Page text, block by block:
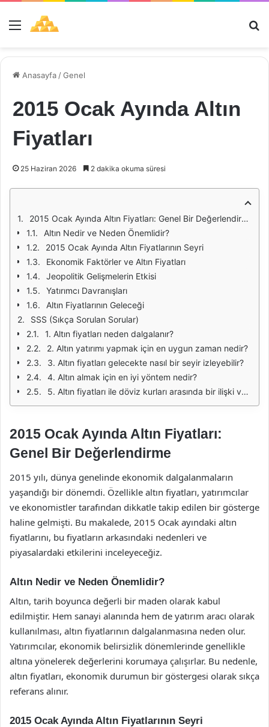
Menü
Anasayfa /Genel
2015 Ocak Ayında Altın
Fiyatları
25 Haziran 2026 2 dakika okuma süresi
2015 Ocak Ayında Altın Fiyatları: Genel Bir Değerlendirme
Altın Nedir ve Neden Önemlidir?
2015 Ocak Ayında Altın Fiyatlarının Seyri
Ekonomik Faktörler ve Altın Fiyatları
Jeopolitik Gelişmelerin Etkisi
Yatırımcı Davranışları
Altın Fiyatlarının Geleceği
SSS (Sıkça Sorulan Sorular)
1. Altın fiyatları neden dalgalanır?
2. Altın yatırımı yapmak için en uygun zaman nedir?
3. Altın fiyatları gelecekte nasıl bir seyir izleyebilir?
4. Altın almak için en iyi yöntem nedir?
5. Altın fiyatları ile döviz kurları arasında bir ilişki var mı?
2015 Ocak Ayında Altın Fiyatları:
Genel Bir Değerlendirme
2015 yılı, dünya genelinde ekonomik dalgalanmaların
yaşandığı bir dönemdi. Özellikle altın fiyatları, yatırımcılar
ve ekonomistler tarafından dikkatle takip edilen bir gösterge
haline gelmişti. Bu makalede, 2015 Ocak ayındaki altın
fiyatlarını, bu fiyatların arkasındaki nedenleri ve
piyasalardaki etkilerini inceleyeceğiz.
Altın Nedir ve Neden Önemlidir?
Altın, tarih boyunca değerli bir maden olarak kabul
edilmiştir. Hem sanayi alanında hem de yatırım aracı olarak
kullanılması, altın fiyatlarının dalgalanmasına neden olur.
Yatırımcılar, ekonomik belirsizlik dönemlerinde genellikle
altına yönelerek değerlerini korumaya çalışırlar. Bu nedenle,
altın fiyatları, ekonomik durumun bir göstergesi olarak sıkça
referans alınır.
2015 Ocak Ayında Altın Fiyatlarının Seyri